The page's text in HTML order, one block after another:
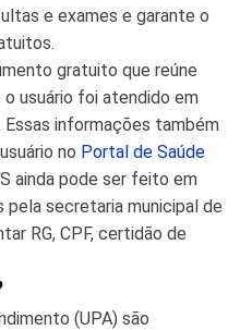
e exames e garante o
gratuito que reúne
usuário foi atendido em
informações também
no Portal de Saúde
ainda pode ser feito em
secretaria municipal de
RG, CPF, certidão de
(UPA) são